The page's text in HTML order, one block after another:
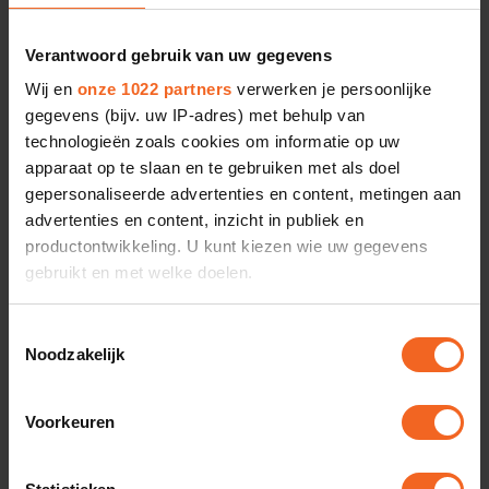
Verantwoord gebruik van uw gegevens
Wij en onze 1022 partners verwerken je persoonlijke
gegevens (bijv. uw IP-adres) met behulp van
technologieën zoals cookies om informatie op uw
apparaat op te slaan en te gebruiken met als doel
gepersonaliseerde advertenties en content, metingen aan
advertenties en content, inzicht in publiek en
productontwikkeling. U kunt kiezen wie uw gegevens
gebruikt en met welke doelen.
Informatie verzamelen over uw geografische
Uw apparaat identificeren door het actief te
scannen op specifieke eigenschappen (fingerprinting)
Noodzakelijk
Voorkeuren
1505 HS
🔗 Meer info